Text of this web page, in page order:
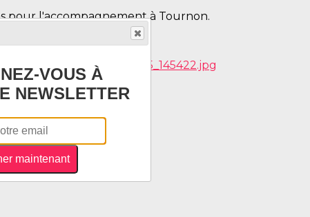
pour l'accompagnement à Tournon.
IMG_20210225_145422.jpg
disciplines
accueillait les...
VOUS À
NEWSLETTER
maintenant